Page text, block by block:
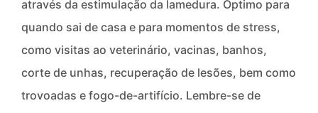
através da estimulação da lamedura. Óptimo para
quando sai de casa e para momentos de stress,
como visitas ao veterinário, vacinas, banhos,
corte de unhas, recuperação de lesões, bem como
trovoadas e fogo-de-artifício. Lembre-se de